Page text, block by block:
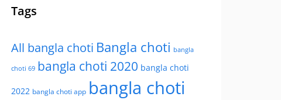
Tags
All bangla choti Bangla choti bangla
choti 69 bangla choti 2020 bangla choti
2022 bangla choti app bangla choti